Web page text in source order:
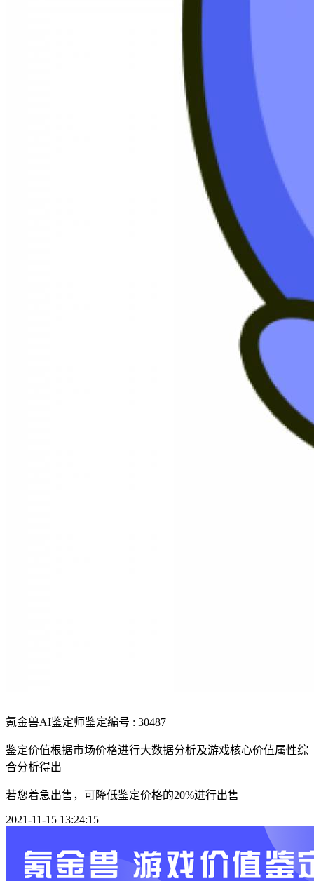
氪金兽AI鉴定师鉴定编号 : 30487
鉴定价值根据市场价格进行大数据分析及游戏核心价值属性综
合分析得出
若您着急出售，可降低鉴定价格的20%进行出售
2021-11-15 13:24:15